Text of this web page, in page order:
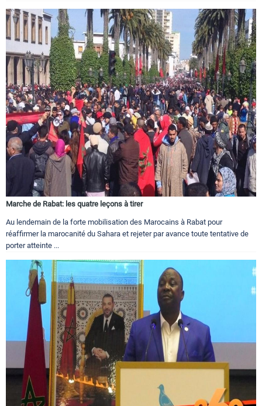
Marche de Rabat: les quatre leçons à tirer
Au lendemain de la forte mobilisation des Marocains à Rabat pour
réaffirmer la marocanité du Sahara et rejeter par avance toute tentative de
porter atteinte ...